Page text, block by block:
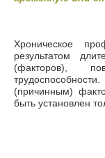
Хроническое
результатом
(факторов),
(причинным)
быть установлен